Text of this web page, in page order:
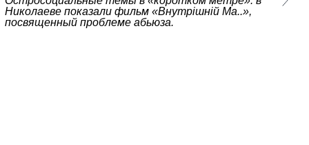
Николаеве показали фильм «Внутрішній Ма..»,
посвященный проблеме абьюза.